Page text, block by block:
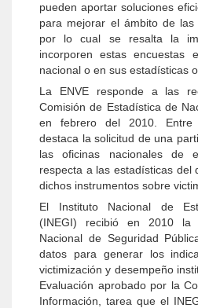
pueden aportar soluciones
para mejorar el ámbito de las
por lo cual se resalta la
incorporen estas encuestas
nacional o en sus estadísticas
La ENVE responde a las
Comisión de Estadística de
en febrero del 2010. Entre
destaca la solicitud de una
las oficinas nacionales de
respecta a las estadísticas del
dichos instrumentos sobre
El Instituto Nacional de
(INEGI) recibió en 2010 la
Nacional de Seguridad
datos para generar los
victimización y desempeño
Evaluación aprobado por la
Información, tarea que el